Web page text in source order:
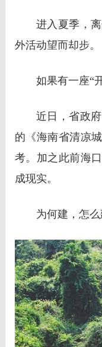
进入夏季，
外活动望而却步。
如果有一座“
近日，省政
的《海南省清凉
考。加之此前海
成现实。
为何建，怎